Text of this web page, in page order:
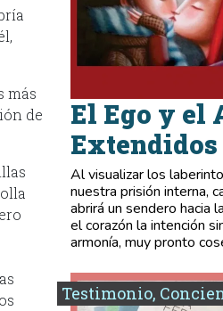
más
de
El Ego y el
Extendidos
Al visualizar los
nuestra prisión interna,
abrirá un sendero hacia
el corazón la intención
armonía, muy pronto
Testimonio,